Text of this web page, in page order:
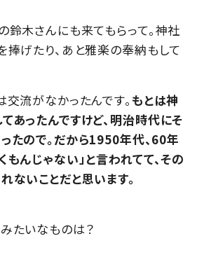
鈴木さんにも来てもらって。神社
捧げたり、あと雅楽の奉納もして
交流がなかったんです。もとは神
あったんですけど、明治時代にそ
たので。だから1950年代、60年
んじゃない」と言われてて、その
ないことだと思います。
たいなものは？